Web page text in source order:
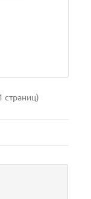
страниц)